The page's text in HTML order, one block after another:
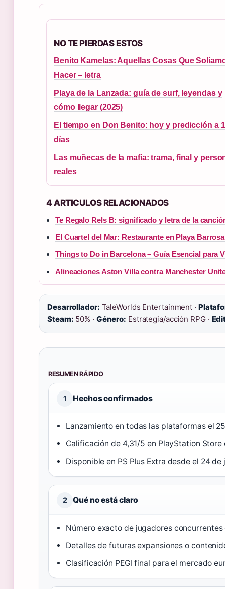
NO TE PIERDAS ESTOS
Benito Kamelas: Aquellas Cosas Que
Hacer – letra
Playa de la Lanzada: guía de surf, leyendas y
cómo llegar (2025)
El tiempo en Don Benito: hoy y predicción a
días
Las muñecas de la mafia: trama, final y
reales
4 ARTICULOS RELACIONADOS
Te Regalo Rels B: significado y letra de la
El Cuartel del Mar: Restaurante en Playa
Things to Do in Barcelona – Guía Esencial para
Alineaciones Aston Villa contra Manchester
Desarrollador: TaleWorlds Entertainment ·
Steam: 50% · Género: Estrategia/acción RPG ·
RESUMEN RÁPIDO
1 Hechos confirmados
Lanzamiento en todas las plataformas el
Calificación de 4,31/5 en PlayStation Store
Disponible en PS Plus Extra desde el 24
2 Qué no está claro
Número exacto de jugadores
Detalles de futuras expansiones o
Clasificación PEGI final para el mercado